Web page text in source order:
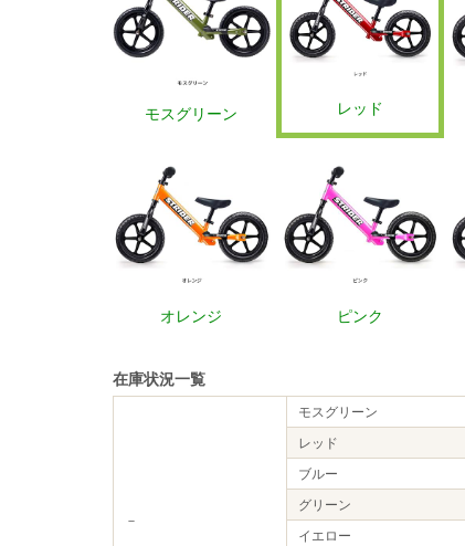
モスグリーン レッド
オレンジ ピンク
在庫状況一覧
－
モスグリーン
レッド
ブルー
グリーン
イエロー